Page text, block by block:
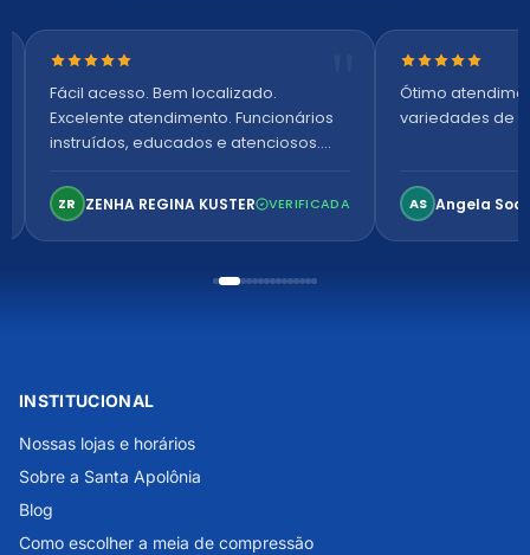
Nota 5 de 5 estrelas
Fácil acesso. Bem localizado.
Excelente atendimento. Funcionários
instruídos, educados e atenciosos.
confortável. Perfeito!
ZR ZENHA REGINA KUSTER VERIFICADA
Nota 5 de 5
Ótimo
variedades de
AS Angela
INSTITUCIONAL
Nossas lojas e horários
Sobre a Santa Apolônia
Blog
Como escolher a meia de compressão